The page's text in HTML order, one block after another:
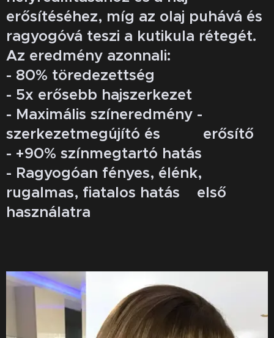
erősítéséhez, míg az olaj puhává és
ragyogóvá teszi a kutikula rétegét.
Az eredmény azonnali:
- 80% töredezettség
- 5x erősebb hajszerkezet
- Maximális színeredmény -
szerkezetmegújító és erősítő
- +90% színmegtartó hatás
- Ragyogóan fényes, élénk,
rugalmas, fiatalos hatás első
használatra